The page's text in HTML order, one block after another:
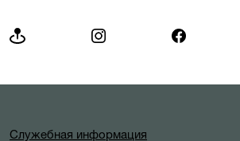
Служебная информация